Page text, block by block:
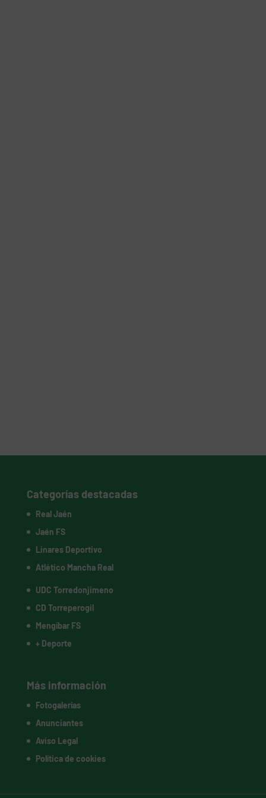
Categorías destacadas
Real Jaén
Jaén FS
Linares Deportivo
Atlético Mancha Real
UDC Torredonjimeno
CD Torreperogil
Mengíbar FS
+ Deporte
Más información
Fotogalerías
Anunciantes
Aviso Legal
Política de cookies